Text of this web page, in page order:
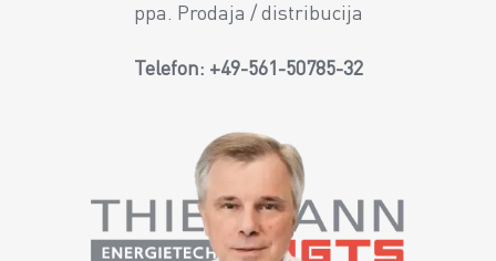
ppa. Prodaja / distribucija
Telefon: +49-561-50785-32